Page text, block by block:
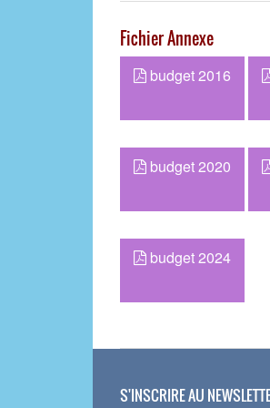
Fichier Annexe
budget 2016
budget 2020
budget 2024
S'INSCRIRE AU